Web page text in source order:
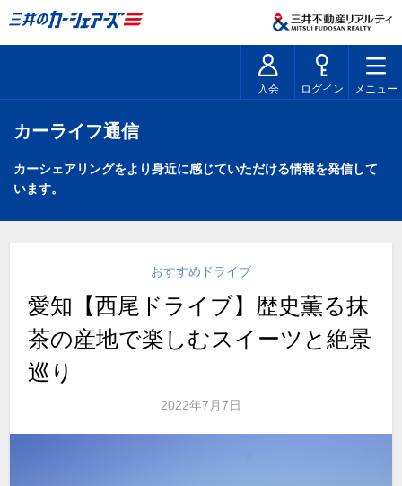
入会 ログイン メニュー
カーライフ通信
カーシェアリングをより身近に感じていただける情報を発信して
います。
おすすめドライブ
愛知【西尾ドライブ】歴史薫る抹
茶の産地で楽しむスイーツと絶景
巡り
2022年7月7日